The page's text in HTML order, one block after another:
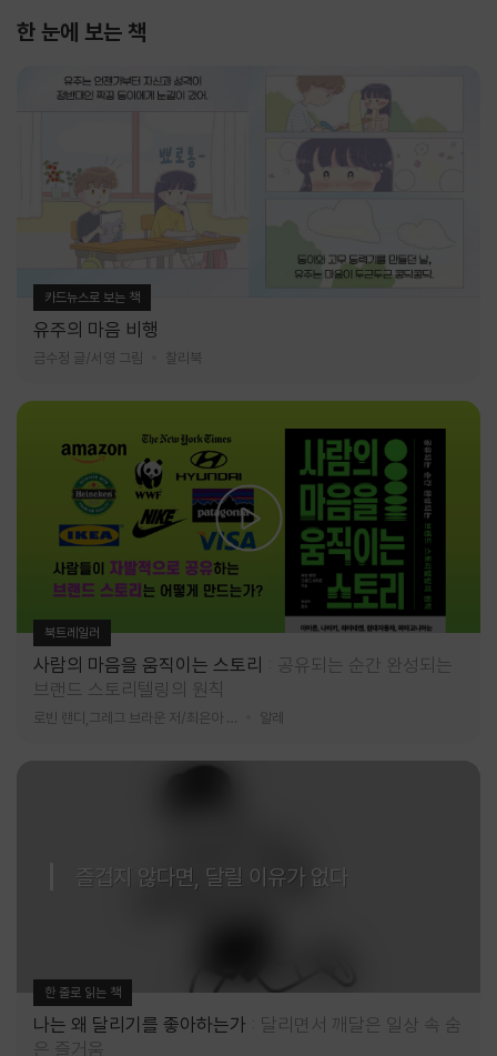
한 눈에 보는 책
카드뉴스로 보는 책
유주의 마음 비행
금수정 글/서영 그림 찰리북
북트레일러
사람의 마음을 움직이는 스토리
공유되는 순간 완성되는
브랜드 스토리텔링의 원칙
알레
즐겁지 않다면, 달릴 이유가 없다
한 줄로 읽는 책
나는 왜 달리기를 좋아하는가
달리면서 깨달은 일상 속 숨
은 즐거움